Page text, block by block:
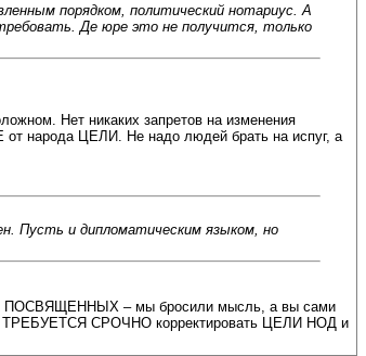
порядком, политический нотариус. А
Де юре это не получится, только
Нет никаких запретов на изменения
народа ЦЕЛИ. Не надо людей брать на испуг, а
Пусть и дипломатическим языком, но
НА ПОСВЯЩЕННЫХ – мы бросили мысль, а вы сами
ТРЕБУЕТСЯ СРОЧНО корректировать ЦЕЛИ НОД и